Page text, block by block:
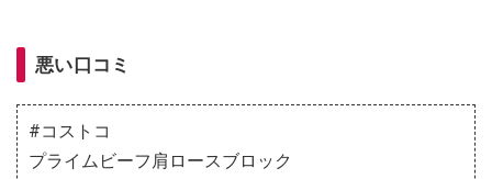
悪い口コミ
#コストコ
プライムビーフ肩ロースブロック